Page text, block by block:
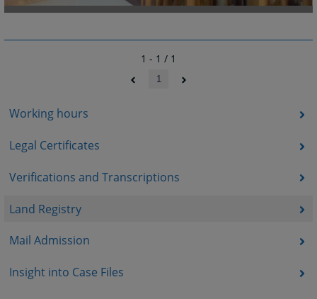
Working hours
Legal Certificates
Verifications and Transcriptions
Land Registry
Mail Admission
Insight into Case Files
1 - 1 / 1
1